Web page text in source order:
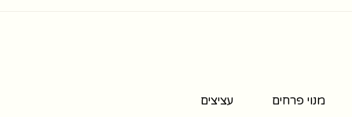
מנוי פרחים עציצים